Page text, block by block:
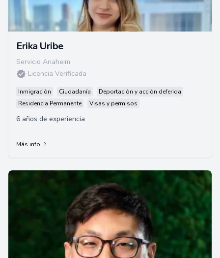
Erika Uribe
Servicio Anaheim
Licencia Verificada
Inmigración Ciudadanía
Deportación y acción deferida
Residencia Permanente
Visas y permisos
6 años de experiencia
Más info